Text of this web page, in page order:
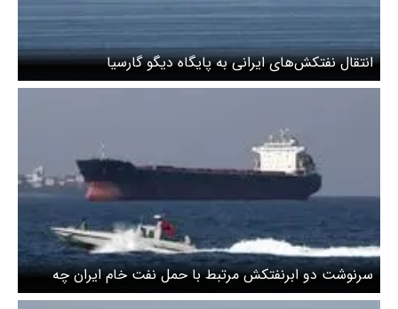
انتقال نفتکش‌های ایرانی به پایگاه دیگو گارسیا
سرنوشت دو ابرنفتکش مرتبط با حمل نفت خام ایران چه
خواهد شد؟ بلومبرگ از تصمیم جدید آمریکا خبر داد